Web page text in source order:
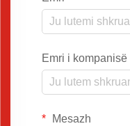
Emri i kompanisë
Mesazh